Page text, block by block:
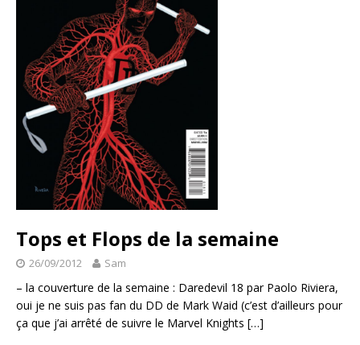
Tops et Flops de la semaine
26/09/2012 Sam
– la couverture de la semaine : Daredevil 18 par Paolo Riviera,
oui je ne suis pas fan du DD de Mark Waid (c’est d’ailleurs pour
ça que j’ai arrêté de suivre le Marvel Knights […]